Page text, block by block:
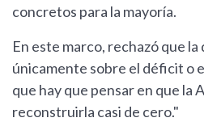
concretos para la mayoría.
En este marco, rechazó que
únicamente sobre el déficit o
que hay que pensar en que la
reconstruirla casi de cero."